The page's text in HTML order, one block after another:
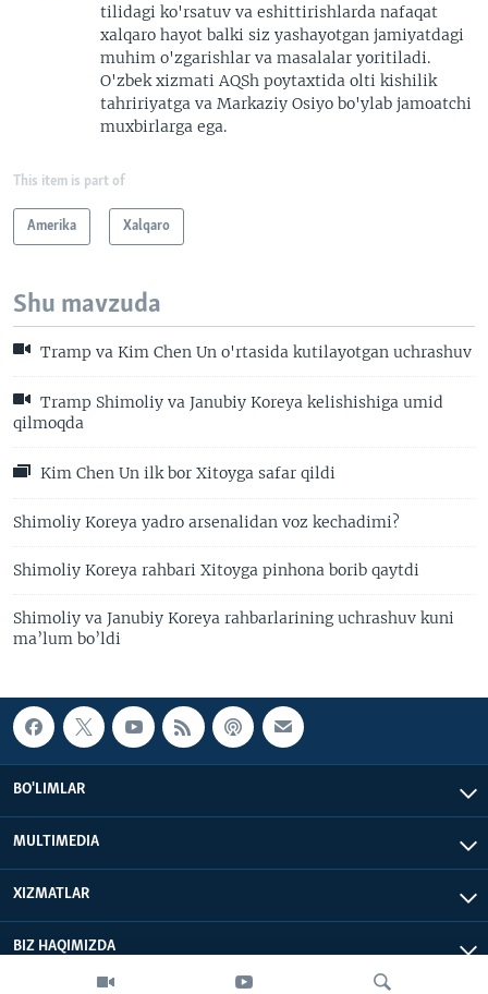
tilidagi ko'rsatuv va eshittirishlarda nafaqat
xalqaro hayot balki siz yashayotgan jamiyatdagi
muhim o'zgarishlar va masalalar yoritiladi.
O'zbek xizmati AQSh poytaxtida olti kishilik
tahririyatga va Markaziy Osiyo bo'ylab jamoatchi
muxbirlarga ega.
This item is part of
Amerika Xalqaro
Shu mavzuda
Tramp va Kim Chen Un o'rtasida kutilayotgan uchrashuv
Tramp Shimoliy va Janubiy Koreya kelishishiga umid
qilmoqda
Kim Chen Un ilk bor Xitoyga safar qildi
Shimoliy Koreya yadro arsenalidan voz kechadimi?
Shimoliy Koreya rahbari Xitoyga pinhona borib qaytdi
Shimoliy va Janubiy Koreya rahbarlarining uchrashuv kuni
ma’lum bo’ldi
BO'LIMLAR
MULTIMEDIA
XIZMATLAR
BIZ HAQIMIZDA